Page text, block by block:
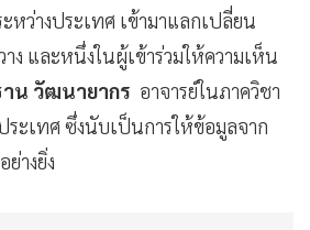
หว่างประเทศ เข้ามาแลกเปลี่ยน
าง และหนึ่งในผู้เข้าร่วมให้ความเห็น
น วัฒนายากร อาจารย์ในภาควิชา
ระเทศ ซึ่งนับเป็นการให้ข้อมูลจาก
างยิ่ง